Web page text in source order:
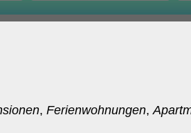
,Ferienwohnungen,